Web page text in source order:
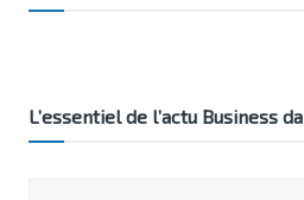
L’essentiel de l’actu Business